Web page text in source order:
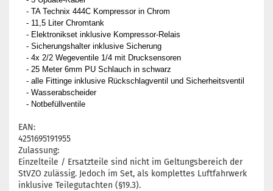
- TA Technix 444C Kompressor in Chrom
- 11,5 Liter Chromtank
- Elektronikset inklusive Kompressor-Relais
- Sicherungshalter inklusive Sicherung
- 4x 2/2 Wegeventile 1/4 mit Drucksensoren
- 25 Meter 6mm PU Schlauch in schwarz
- alle Fittinge inklusive Rückschlagventil und Sicherheitsventil
- Wasserabscheider
- Notbefüllventile
EAN:
4251695191955
Zulassung:
Einzelteile / Ersatzteile sind nicht im Geltungsbereich der
StVZO zulässig. Jedoch im Set, als komplettes Luftfahrwerk
inklusive Teilegutachten (§19.3).